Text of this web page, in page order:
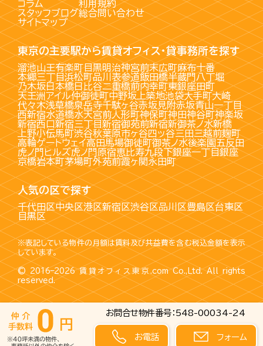
お問合せ物件番号：548-00034-24
お電話 フォーム
コラム
スタッフブログ
サイトマップ
利用規約
総合問い合わせ
東京の主要駅から賃貸オフィス・貸事務所を探す
溜池山王有楽町目黒明治神宮前末広町麻布十番
本郷三丁目浜松町品川 表参道飯田橋半蔵門八丁堀
乃木坂日本橋日比谷二重橋前内幸町東銀座田町
天王洲アイル仲御徒町中野坂上築地池袋大手町大崎
代々木浅草橋泉岳寺千駄ヶ谷赤坂見附赤坂青山一丁目
西新宿水道橋水天宮前人形町神保町神田神谷町神楽坂
新宿西口新宿三丁目新宿御苑前新宿新御茶ノ水新橋
上野小伝馬町渋谷秋葉原市ヶ谷四ッ谷三田三越前麹町
高輪ゲートウェイ高田馬場御徒町御茶ノ水後楽園五反田
虎ノ門ヒルズ虎ノ門原宿恵比寿九段下銀座一丁目銀座
京橋岩本町茅場町外苑前霞ヶ関永田町
人気の区で探す
千代田区中央区港区新宿区渋谷区品川区豊島区台東区
目黒区
※表記している物件の月額は賃料及び共益費を含む税込金額を表示
しています。
© 2016–2026賃貸オフィス東京.comCo.,Ltd. All rights
reserved.